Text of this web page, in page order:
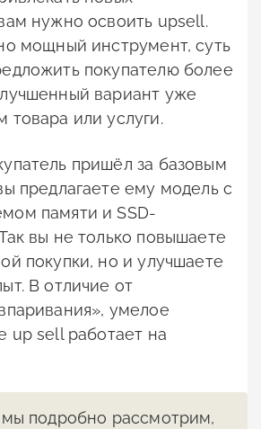
нужно освоить upsell.
мощный инструмент, суть
покупателю более
вариант уже
товара или услуги.
пришёл за базовым
предлагаете ему модель с
памяти и SSD-
вы не только повышаете
покупки, но и улучшаете
В отличие от
умелое
up sell работает на
мы подробно рассмотрим,